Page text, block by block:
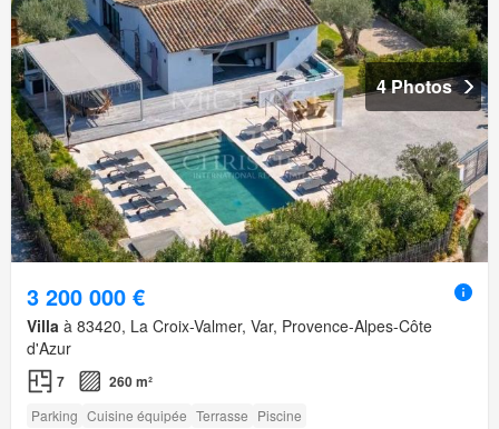
4 Photos
3 200 000 €
Villa à 83420, La Croix-Valmer, Var, Provence-Alpes-Côte
d'Azur
7 260 m²
Parking Cuisine équipée Terrasse Piscine